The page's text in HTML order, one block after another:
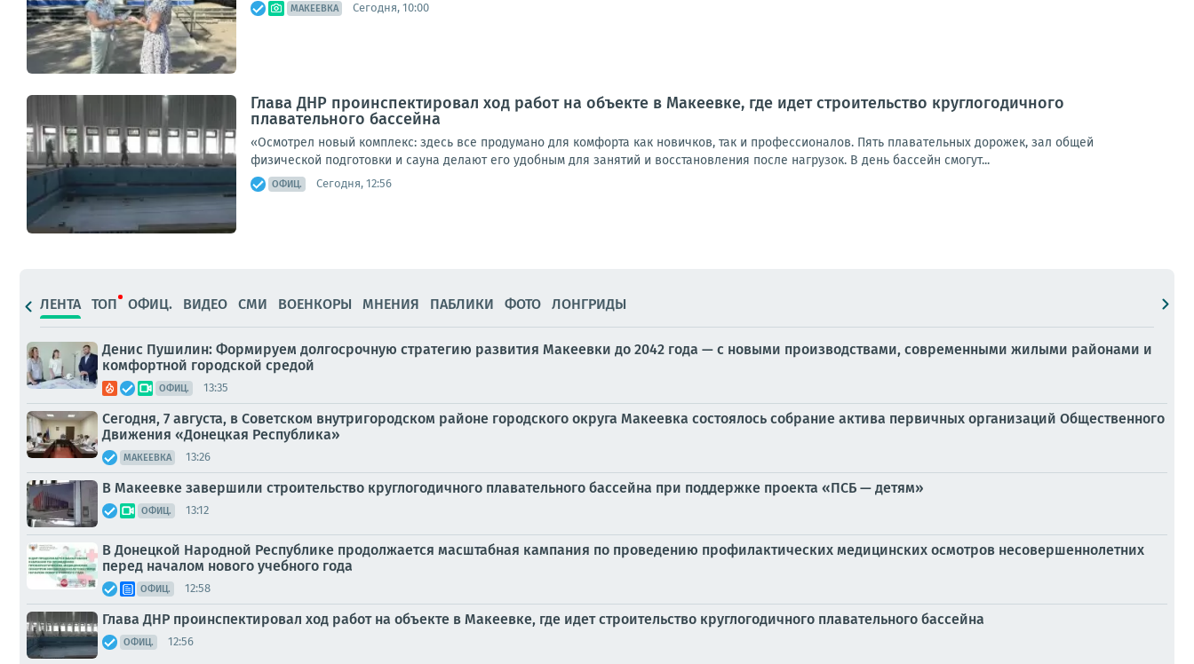
МАКЕЕВКА Сегодня, 10:00
Глава ДНР проинспектировал ход работ на объекте в Макеевке, где идет строительство круглогодичного
плавательного бассейна
«Осмотрел новый комплекс: здесь все продумано для комфорта как новичков, так и профессионалов. Пять плавательных дорожек, зал общей
физической подготовки и сауна делают его удобным для занятий и восстановления после нагрузок. В день бассейн смогут...
ОФИЦ. Сегодня, 12:56
ЛЕНТА ТОП ОФИЦ. ВИДЕО СМИ ВОЕНКОРЫ МНЕНИЯ ПАБЛИКИ ФОТО ЛОНГРИДЫ
Денис Пушилин: Формируем долгосрочную стратегию развития Макеевки до 2042 года — с новыми производствами, современными жилыми районами и
комфортной городской средой
ОФИЦ. 13:35
Сегодня, 7 августа, в Советском внутригородском районе городского округа Макеевка состоялось собрание актива первичных организаций Общественного
Движения «Донецкая Республика»
МАКЕЕВКА 13:26
В Макеевке завершили строительство круглогодичного плавательного бассейна при поддержке проекта «ПСБ — детям»
ОФИЦ. 13:12
В Донецкой Народной Республике продолжается масштабная кампания по проведению профилактических медицинских осмотров несовершеннолетних
перед началом нового учебного года
ОФИЦ. 12:58
Глава ДНР проинспектировал ход работ на объекте в Макеевке, где идет строительство круглогодичного плавательного бассейна
ОФИЦ. 12:56